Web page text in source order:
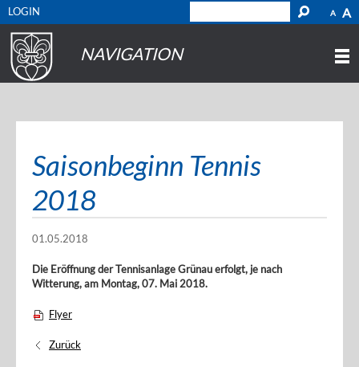
A A
LOGIN
NAVIGATION
Saisonbeginn Tennis
2018
01.05.2018
Die Eröffnung der Tennisanlage Grünau erfolgt, je nach
Witterung, am Montag, 07. Mai 2018.
Flyer
Zurück